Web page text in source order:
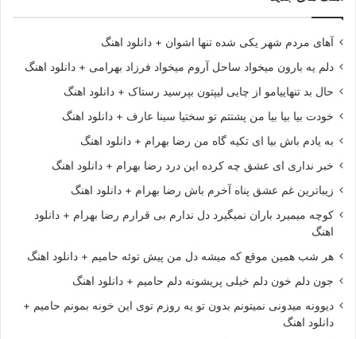
آهای مردم شهر یکی شده تنها اشوان + دانلود اهنگ
دلم یه بارون میخواد ساحل آروم میخواد فرزاد بهرامی + دانلود اهنگ
حال بد تنهاییامو از چایی لیپتون بپرسید رستاک + دانلود اهنگ
خودت بیا بیا بیا من پشتتم تو سختیا سینا عارف + دانلود اهنگ
به یادم باش بیا ای تکیه گاه من رضا بهرام + دانلود اهنگ
خبر نداری ای عشق چه کرده این درد رضا بهرام + دانلود اهنگ
زیباترین غم عشق پناه آخرم باش رضا بهرام + دانلود اهنگ
کوچه میمیرد باران نمیگیرد دل ندارم بی قرارم رضا بهرام + دانلود
اهنگ
هر شب همین موقع که میشه دل من پیش توئه حامیم + دانلود اهنگ
جون دلم خون دلم خیلی پریشونه دلم حامیم + دانلود اهنگ
دیوونه میدونی نمیتونم بدون تو یه روزم توی این خونه بمونم حامیم +
دانلود اهنگ